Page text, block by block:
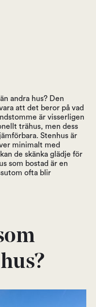
andra hus? Den
att det beror på vad
är visserligen
trähus, men dess
Stenhus är
minimalt med
de skänka glädje för
som bostad är en
ofta blir